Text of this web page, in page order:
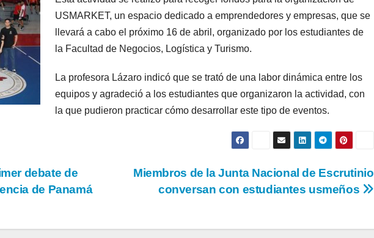
USMARKET, un espacio dedicado a emprendedores y empresas, que se
llevará a cabo el próximo 16 de abril, organizado por los estudiantes de
la Facultad de Negocios, Logística y Turismo.
La profesora Lázaro indicó que se trató de una labor dinámica entre los
equipos y agradeció a los estudiantes que organizaron la actividad, con
la que pudieron practicar cómo desarrollar este tipo de eventos.
Miembros de la Junta Nacional de Escrutinio
conversan con estudiantes usmeños
debate de
de Panamá